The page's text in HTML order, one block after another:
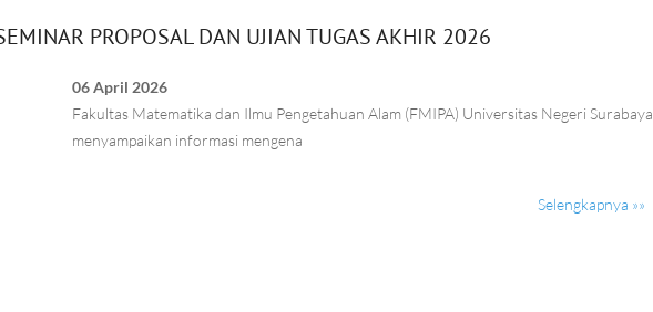
PROPOSAL DAN UJIAN TUGAS AKHIR 2026
06 April 2026
Fakultas Matematika dan Ilmu Pengetahuan Alam (FMIPA) Universitas Negeri Surabaya
menyampaikan informasi mengena
Selengkapnya »»